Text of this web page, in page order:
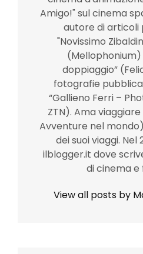
Amigo!" sul cinema
autore di articoli
"Novissimo
(Mellophonium)
doppiaggio”
fotografie
“Gallieno Ferri –
ZTN). Ama
Avventure nel
dei suoi viaggi. Nel
ilblogger.it dove
di cinema e
View all posts by